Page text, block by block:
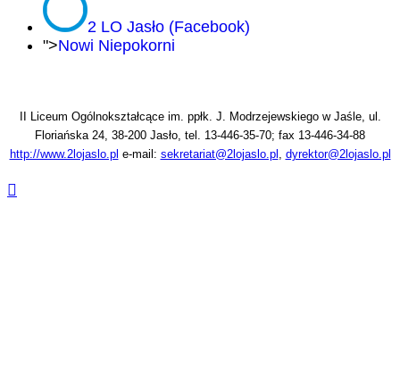
2 LO Jasło (Facebook)
">Nowi Niepokorni
II Liceum Ogólnokształcące im. ppłk. J. Modrzejewskiego w Jaśle, ul.
Floriańska 24, 38-200 Jasło, tel. 13-446-35-70; fax 13-446-34-88
http://www.2lojaslo.pl e-mail: sekretariat@2lojaslo.pl , dyrektor@2lojaslo.pl